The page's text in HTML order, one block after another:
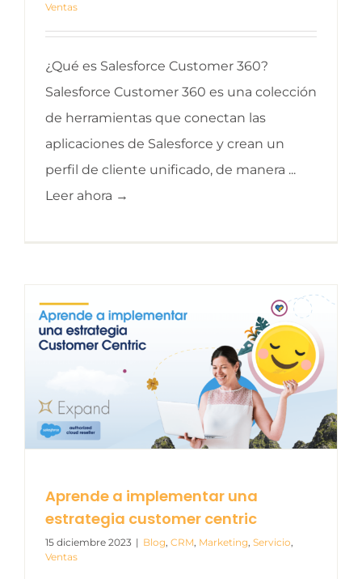
Ventas
¿Qué es Salesforce Customer 360?
Salesforce Customer 360 es una colección
de herramientas que conectan las
aplicaciones de Salesforce y crean un
perfil de cliente unificado, de manera ...
Leer ahora →
Aprende a implementar una
estrategia customer centric
15 diciembre 2023 | Blog, CRM, Marketing, Servicio,
Ventas